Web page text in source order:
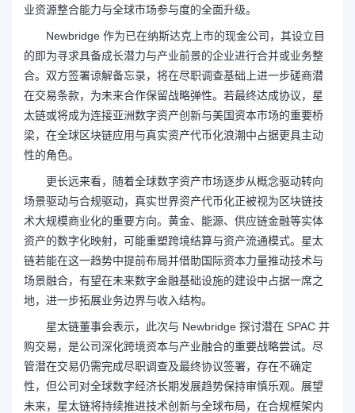
业资源整合能力与全球市场参与度的全面升级。
Newbridge 作为已在纳斯达克上市的现金公司，其设立目
的即为寻求具备成长潜力与产业前景的企业进行合并或业务整
合。双方签署谅解备忘录，将在尽职调查基础上进一步磋商潜
在交易条款，为未来合作保留战略弹性。若最终达成协议，星
太链或将成为连接亚洲数字资产创新与美国资本市场的重要桥
梁，在全球区块链应用与真实资产代币化浪潮中占据更具主动
性的角色。
更长远来看，随着全球数字资产市场逐步从概念驱动转向
场景驱动与合规驱动，真实世界资产代币化正被视为区块链技
术大规模商业化的重要方向。黄金、能源、供应链金融等实体
资产的数字化映射，可能重塑跨境结算与资产流通模式。星太
链若能在这一趋势中提前布局并借助国际资本力量推动技术与
场景融合，有望在未来数字金融基础设施的建设中占据一席之
地，进一步拓展业务边界与收入结构。
星太链董事会表示，此次与 Newbridge 探讨潜在 SPAC 并
购交易，是公司深化跨境资本与产业融合的重要战略尝试。尽
管潜在交易仍需完成尽职调查及最终协议签署，存在不确定
性，但公司对全球数字经济长期发展趋势保持审慎乐观。展望
未来，星太链将持续推进技术创新与全球布局，在合规框架内